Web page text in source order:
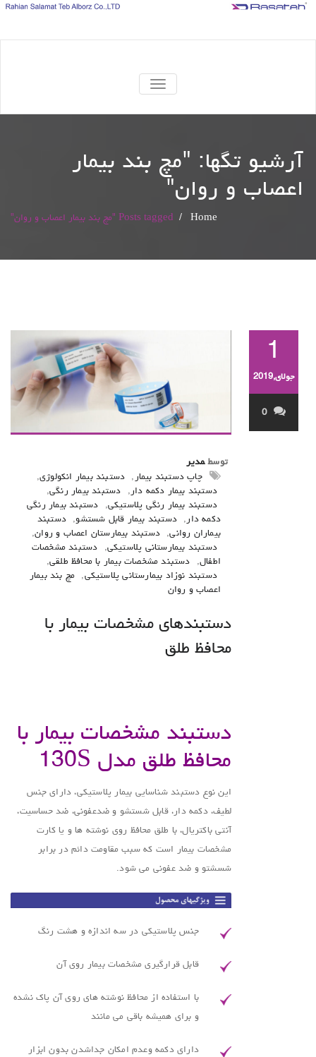
TOGGLE
NAVIGATION
آرشیو تگها: "مچ بند بیمار
اعصاب و روان"
Home
/ Posts tagged "مچ بند بیمار اعصاب و روان"
1
جولای,2019
0
توسط مدیر
چاپ دستبند بیمار , دستبند بیمار انکولوژی,
دستبند بیمار دکمه دار , دستبند بیمار رنگی,
دستبند بیمار رنگی پلاستیکی,
دستبند بیمار رنگی
دکمه دار , دستبند بیمار قابل شستشو,
دستبند
بیماران روانی, دستبند بیمارستان اعصاب و روان,
دستبند بیمارستانی پلاستیکی,
دستبند مشخصات
اطفال, دستبند مشخصات بیمار با محافظ طلقی,
دستبند نوزاد بیمارستانی پلاستیکی,
مچ بند بیمار
اعصاب و روان
دستبندهای مشخصات بیمار با
محافظ طلق
دستبند مشخصات بیمار با
محافظ طلق مدل 130S
این نوع دستبند شناسایی بیمار پلاستیکی، دارای جنس
لطیف، دکمه دار، قابل شستشو و ضدعفونی، ضد حساسیت،
آنتی باکتریال، با طلق محافظ روی نوشته ها و یا کارت
مشخصات بیمار است که سبب مقاومت دائم در برابر
شسشتو و ضد عفونی می شود.
جنس پلاستیکی در سه اندازه و هشت رنگ
قابل قرارگیری مشخصات بیمار روی آن
با استفاده از محافظ نوشته های روی آن پاک نشده
و برای همیشه باقی می مانند
دارای دکمه وعدم امکان جداشدن بدون ابزار